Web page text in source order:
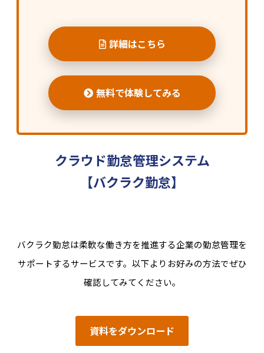
詳細はこちら
無料で体験してみる
クラウド勤怠管理システム
【バクラク勤怠】
バクラク勤怠は柔軟な働き方を推進する企業の勤怠管理を
サポートするサービスです。以下よりお好みの方法でぜひ
確認してみてください。
資料をダウンロード